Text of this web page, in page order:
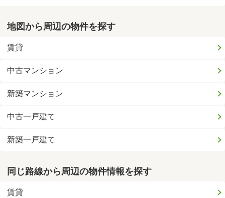
地図から周辺の物件を探す
賃貸
中古マンション
新築マンション
中古一戸建て
新築一戸建て
同じ路線から周辺の物件情報を探す
賃貸